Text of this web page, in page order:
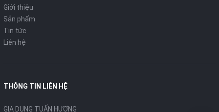
Giới thiệu
Sản phẩm
Tin tức
Liên hệ
THÔNG TIN LIÊN HỆ
GIA DỤNG TUẤN HƯƠNG